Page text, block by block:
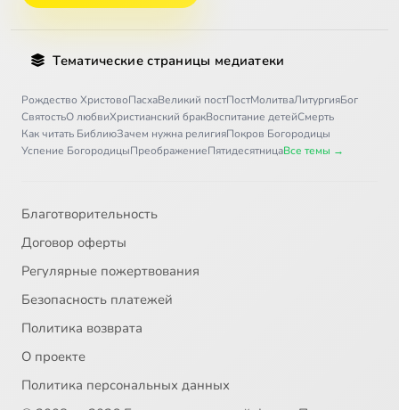
Тематические страницы медиатеки
Рождество ХристовоПасхаВеликий постПостМолитваЛитургияБог
СвятостьО любвиХристианский бракВоспитание детейСмерть
Как читать БиблиюЗачем нужна религияПокров Богородицы
Успение БогородицыПреображениеПятидесятницаВсе темы →
Благотворительность
Договор оферты
Регулярные пожертвования
Безопасность платежей
Политика возврата
О проекте
Политика персональных данных